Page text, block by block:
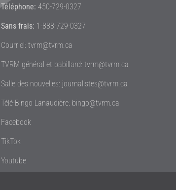
Téléphone: 450-729-0327
Sans frais: 1-888-729-0327
Courriel: tvrm@tvrm.ca
TVRM général et babillard: tvrm@tvrm.ca
Salle des nouvelles: journalistes@tvrm.ca
Télé-Bingo Lanaudière: bingo@tvrm.ca
Facebook
TikTok
Youtube